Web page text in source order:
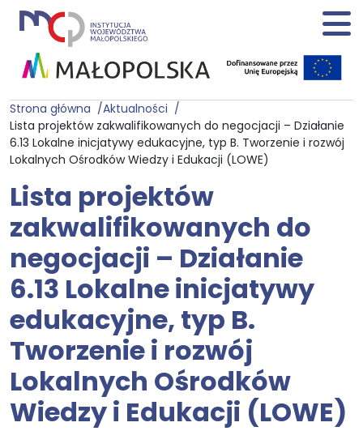
Strona główna
Aktualności
Lista projektów zakwalifikowanych do negocjacji – Działanie
6.13 Lokalne inicjatywy edukacyjne, typ B. Tworzenie i rozwój
Lokalnych Ośrodków Wiedzy i Edukacji (LOWE)
Lista projektów
zakwalifikowanych do
negocjacji – Działanie
6.13 Lokalne inicjatywy
edukacyjne, typ B.
Tworzenie i rozwój
Lokalnych Ośrodków
Wiedzy i Edukacji (LOWE)